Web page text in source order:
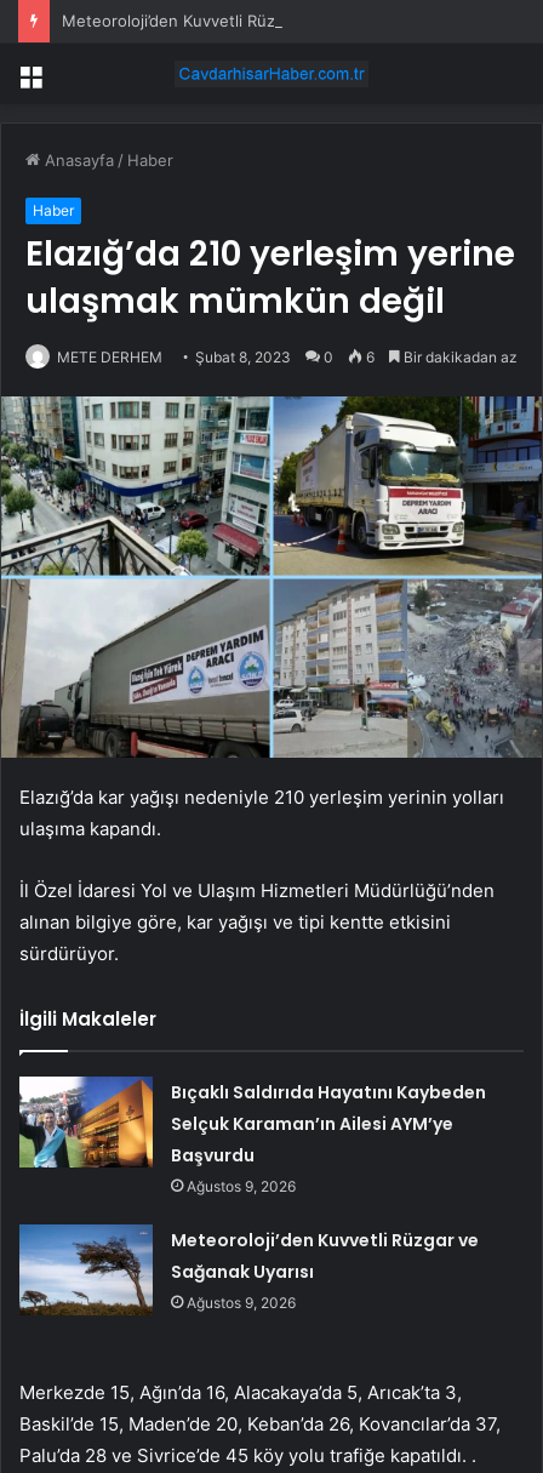
Meteoroloji’den Kuvvetli Rüzgar ve Sağanak Uyarısı
Menü
Anasayfa / Haber
Haber
Elazığ’da 210 yerleşim yerine
ulaşmak mümkün değil
METE DERHEM Şubat 8, 2023 0 6 Bir dakikadan az
Elazığ’da kar yağışı nedeniyle 210 yerleşim yerinin yolları
ulaşıma kapandı.
İl Özel İdaresi Yol ve Ulaşım Hizmetleri Müdürlüğü’nden
alınan bilgiye göre, kar yağışı ve tipi kentte etkisini
sürdürüyor.
İlgili Makaleler
Bıçaklı Saldırıda Hayatını Kaybeden
Selçuk Karaman’ın Ailesi AYM’ye
Başvurdu
Ağustos 9, 2026
Meteoroloji’den Kuvvetli Rüzgar ve
Sağanak Uyarısı
Ağustos 9, 2026
Merkezde 15, Ağın’da 16, Alacakaya’da 5, Arıcak’ta 3,
Baskil’de 15, Maden’de 20, Keban’da 26, Kovancılar’da 37,
Palu’da 28 ve Sivrice’de 45 köy yolu trafiğe kapatıldı. .